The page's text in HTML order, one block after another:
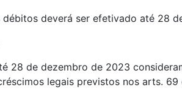
deverá ser efetivado até 28
28 de dezembro de 2023
legais previstos nos arts.